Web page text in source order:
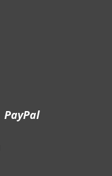
PayPal